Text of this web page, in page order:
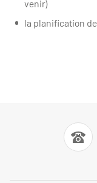
venir)
la planification